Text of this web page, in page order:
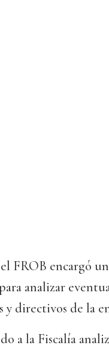
FROB encargó
analizar
y directivos de la
a la Fiscalía